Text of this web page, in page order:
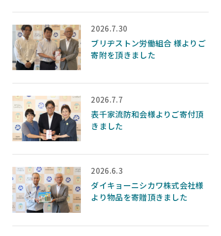
2026.7.30
ブリヂストン労働組合 様よりご
寄附を頂きました
2026.7.7
表千家流防和会様よりご寄付頂
きました
2026.6.3
ダイキョーニシカワ株式会社様
より物品を寄贈頂きました